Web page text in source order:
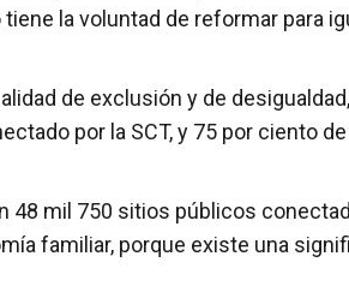
la voluntad de reformar para
de exclusión y de
por la SCT, y 75 por ciento
48 mil 750 sitios públicos
familiar, porque existe una